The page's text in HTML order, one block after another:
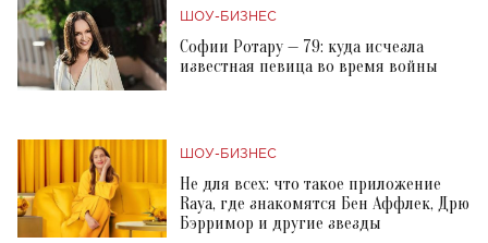
ШОУ-БИЗНЕС
Софии Ротару — 79: куда исчезла
известная певица во время войны
ШОУ-БИЗНЕС
Не для всех: что такое приложение
Raya, где знакомятся Бен Аффлек, Дрю
Бэрримор и другие звезды